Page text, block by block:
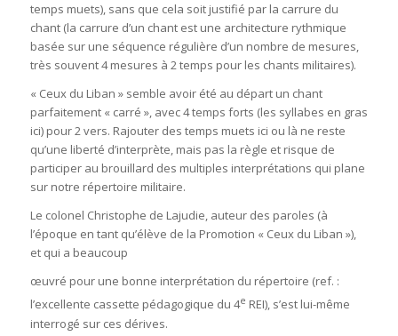
temps muets), sans que cela soit justifié par la carrure du
chant (la carrure d’un chant est une architecture rythmique
basée sur une séquence régulière d’un nombre de mesures,
très souvent 4 mesures à 2 temps pour les chants militaires).
« Ceux du Liban » semble avoir été au départ un chant
parfaitement « carré », avec 4 temps forts (les syllabes en gras
ici) pour 2 vers. Rajouter des temps muets ici ou là ne reste
qu’une liberté d’interprète, mais pas la règle et risque de
participer au brouillard des multiples interprétations qui plane
sur notre répertoire militaire.
Le colonel Christophe de Lajudie, auteur des paroles (à
l’époque en tant qu’élève de la Promotion « Ceux du Liban »),
et qui a beaucoup
œuvré pour une bonne interprétation du répertoire (ref. :
l’excellente cassette pédagogique du 4e REI), s’est lui-même
interrogé sur ces dérives.